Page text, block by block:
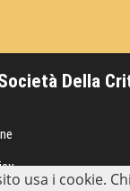
Della
usa i cookie.